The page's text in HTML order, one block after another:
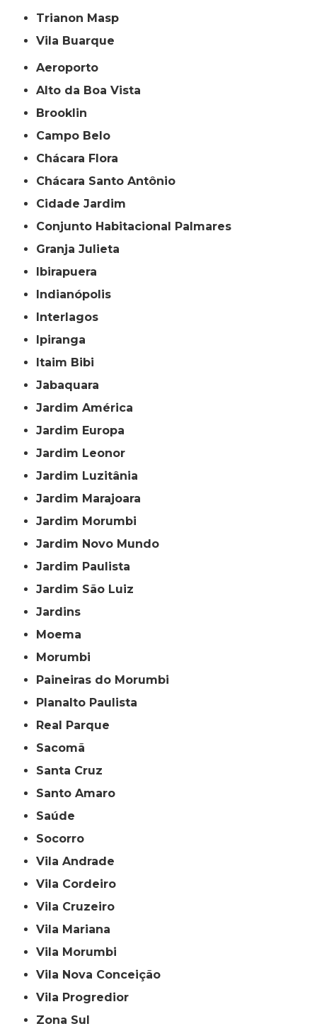
Trianon Masp
Vila Buarque
Aeroporto
Alto da Boa Vista
Brooklin
Campo Belo
Chácara Flora
Chácara Santo Antônio
Cidade Jardim
Conjunto Habitacional Palmares
Granja Julieta
Ibirapuera
Indianópolis
Interlagos
Ipiranga
Itaim Bibi
Jabaquara
Jardim América
Jardim Europa
Jardim Leonor
Jardim Luzitânia
Jardim Marajoara
Jardim Morumbi
Jardim Novo Mundo
Jardim Paulista
Jardim São Luiz
Jardins
Moema
Morumbi
Paineiras do Morumbi
Planalto Paulista
Real Parque
Sacomã
Santa Cruz
Santo Amaro
Saúde
Socorro
Vila Andrade
Vila Cordeiro
Vila Cruzeiro
Vila Mariana
Vila Morumbi
Vila Nova Conceição
Vila Progredior
Zona Sul